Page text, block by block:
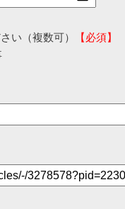
い（複数可）
【必須】